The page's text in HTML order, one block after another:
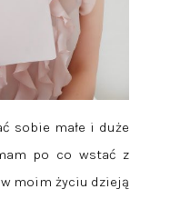
sobie małe i duże
po co wstać z
w moim życiu dzieją